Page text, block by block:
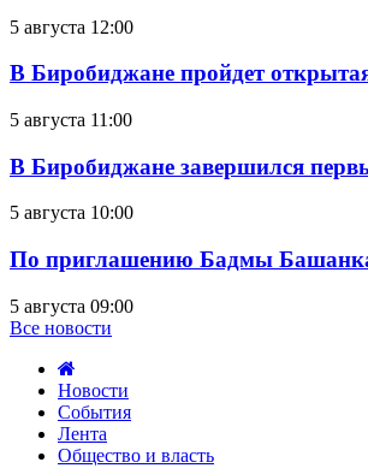
5 августа 12:00
В Биробиджане пройдет
5 августа 11:00
В Биробиджане завершился
5 августа 10:00
По приглашению Бадмы
5 августа 09:00
Все новости
Новости
События
Лента
Общество и власть